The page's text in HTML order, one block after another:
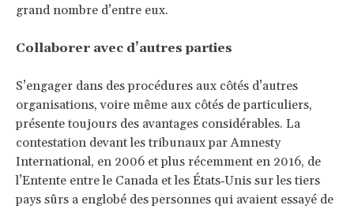
grand nombre d’entre eux.
Collaborer avec d’autres parties
S’engager dans des procédures aux côtés d’autres
organisations, voire même aux côtés de particuliers,
présente toujours des avantages considérables. La
contestation devant les tribunaux par Amnesty
International, en 2006 et plus récemment en 2016, de
l’Entente entre le Canada et les États‑Unis sur les tiers
pays sûrs a englobé des personnes qui avaient essayé de